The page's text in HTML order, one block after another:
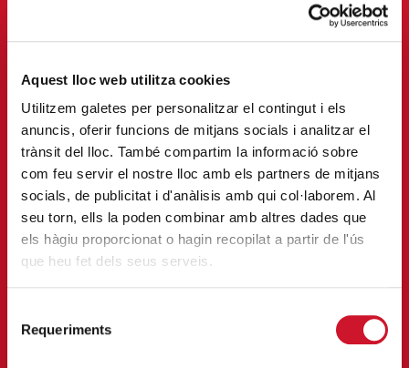
Aquest lloc web utilitza cookies
Utilitzem galetes per personalitzar el contingut i els
anuncis, oferir funcions de mitjans socials i analitzar el
trànsit del lloc. També compartim la informació sobre
com feu servir el nostre lloc amb els partners de mitjans
socials, de publicitat i d'anàlisis amb qui col·laborem. Al
seu torn, ells la poden combinar amb altres dades que
els hàgiu proporcionat o hagin recopilat a partir de l'ús
que heu fet dels seus serveis.
Requeriments
FES VOLUNTARIAT
Implica’t i viu la solidaritat en